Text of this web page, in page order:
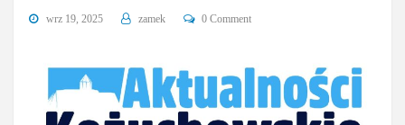
wrz 19, 2025 zamek 0 Comment